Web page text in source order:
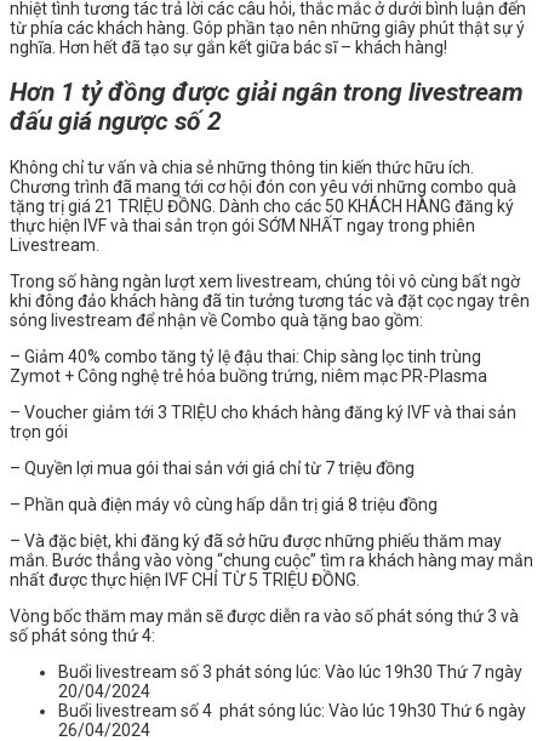
nhiệt tình tương tác trả lời các câu hỏi, thắc mắc ở dưới bình luận đến
từ phía các khách hàng. Góp phần tạo nên những giây phút thật sự ý
nghĩa. Hơn hết đã tạo sự gắn kết giữa bác sĩ – khách hàng!
Hơn 1 tỷ đồng được giải ngân trong livestream
đấu giá ngược số 2
Không chỉ tư vấn và chia sẻ những thông tin kiến thức hữu ích.
Chương trình đã mang tới cơ hội đón con yêu với những combo quà
tặng trị giá 21 TRIỆU ĐỒNG. Dành cho các 50 KHÁCH HÀNG đăng ký
thực hiện IVF và thai sản trọn gói SỚM NHẤT ngay trong phiên
Livestream.
Trong số hàng ngàn lượt xem livestream, chúng tôi vô cùng bất ngờ
khi đông đảo khách hàng đã tin tưởng tương tác và đặt cọc ngay trên
sóng livestream để nhận về Combo quà tặng bao gồm:
– Giảm 40% combo tăng tỷ lệ đậu thai: Chip sàng lọc tinh trùng
Zymot + Công nghệ trẻ hóa buồng trứng, niêm mạc PR-Plasma
– Voucher giảm tới 3 TRIỆU cho khách hàng đăng ký IVF và thai sản
trọn gói
– Quyền lợi mua gói thai sản với giá chỉ từ 7 triệu đồng
– Phần quà điện máy vô cùng hấp dẫn trị giá 8 triệu đồng
– Và đặc biệt, khi đăng ký đã sở hữu được những phiếu thăm may
mắn. Bước thẳng vào vòng “chung cuộc” tìm ra khách hàng may mắn
nhất được thực hiện IVF CHỈ TỪ 5 TRIỆU ĐỒNG.
Vòng bốc thăm may mắn sẽ được diễn ra vào số phát sóng thứ 3 và
số phát sóng thứ 4:
Buổi livestream số 3 phát sóng lúc: Vào lúc 19h30 Thứ 7 ngày
20/04/2024
Buổi livestream số 4 phát sóng lúc: Vào lúc 19h30 Thứ 6 ngày
26/04/2024